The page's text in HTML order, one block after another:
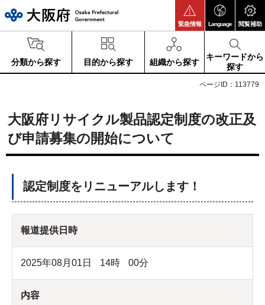
緊急情報 Language 閲覧補助
分類から探す 目的から探す 組織から探す
キーワードから
探す
ページID：113779
大阪府リサイクル製品認定制度の改正及
び申請募集の開始について
認定制度をリニューアルします！
報道提供日時
2025年08月01日 14時 00分
内容